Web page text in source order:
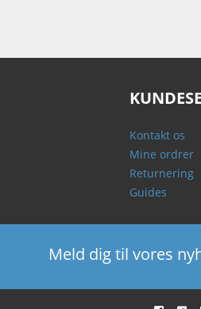
Kontakt os
Mine ordrer
Returnering
Guides
Meld dig til vores